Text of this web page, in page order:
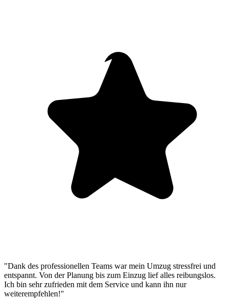
"Dank des professionellen Teams war mein Umzug stressfrei und
entspannt. Von der Planung bis zum Einzug lief alles reibungslos.
Ich bin sehr zufrieden mit dem Service und kann ihn nur
weiterempfehlen!"